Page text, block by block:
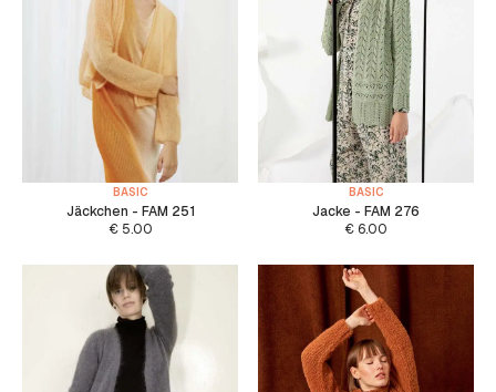
BASIC
Jäckchen - FAM 251
€5.00
BASIC
Jacke - FAM 276
€ 6.00